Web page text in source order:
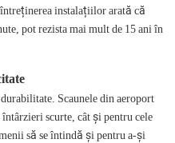
instalațiilor arată că
pot rezista mai mult de 15 ani în
Scaunele din aeroport
scurte, cât și pentru cele
să se întindă și pentru a-și